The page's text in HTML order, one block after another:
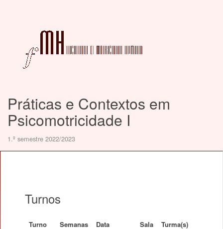
Práticas e Contextos em
Psicomotricidade I
1.º semestre 2022/2023
Turnos
Turno Semanas Data Sala
Turma(s)